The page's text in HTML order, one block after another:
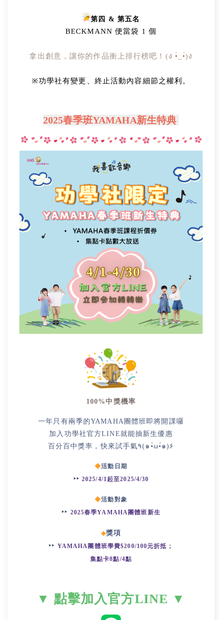
第四 & 第五名
BECKMANN 便當袋 1 個
拿出創意，讓你的作品衝上排行榜吧！(ง •̀_•́)ง
※功學社有變更、終止活動內容細節之權利。
2025春季班YAMAHA新生特典
100%中獎機率
一年只有兩季的YAMAHA團體班即將開課囉
加入功學社官方LINE就能抽新生優惠
百分百中獎率，快來試手氣٩(๑•̀ω•́๑)۶
◆活動日期
‣‣ 2025/4/1起至2025/4/30
◆活動對象
‣‣ 2025春季YAMAHA團體班新生
◆獎項
‣‣ YAMAHA團體班學費$200/100元折抵；
集點卡8點/4點
▼ 點擊加入官方LINE ▼